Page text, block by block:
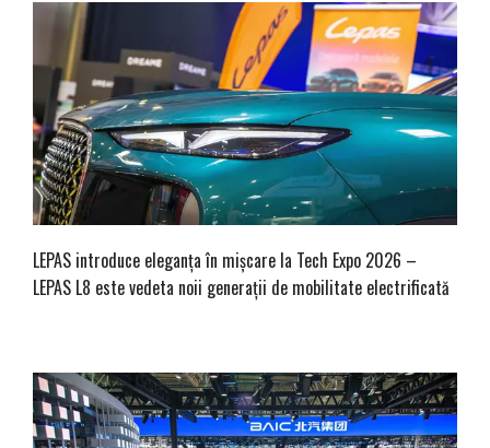
LEPAS introduce eleganța în mișcare la Tech Expo 2026 –
LEPAS L8 este vedeta noii generații de mobilitate electrificată